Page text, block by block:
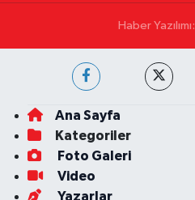
Haber Yazılımı:
Ana Sayfa
Kategoriler
Foto Galeri
Video
Yazarlar